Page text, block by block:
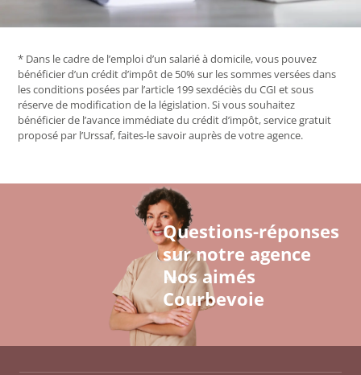
* Dans le cadre de l’emploi d’un salarié à domicile, vous pouvez
bénéficier d’un crédit d’impôt de 50% sur les sommes versées dans
les conditions posées par l’article 199 sexdéciès du CGI et sous
réserve de modification de la législation. Si vous souhaitez
bénéficier de l’avance immédiate du crédit d’impôt, service gratuit
proposé par l’Urssaf, faites-le savoir auprès de votre agence.
Questions-réponses
sur notre agence
Nos aimés
Courbevoie